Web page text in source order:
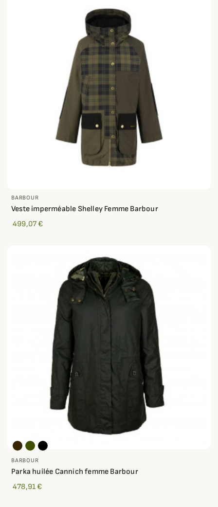
BARBOUR
Veste imperméable Shelley Femme Barbour
499,07 €
BARBOUR
Parka huilée Cannich femme Barbour
478,91 €